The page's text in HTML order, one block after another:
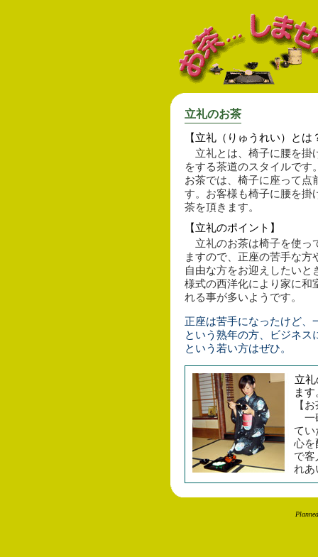
立礼のお茶
【立礼（りゅうれい）とは
立礼とは、椅子に腰を掛
をする茶道のスタイルです
お茶では、椅子に座って点
す。お客様も椅子に腰を掛
茶を頂きます。
【立礼のポイント】
立礼のお茶は椅子を使っ
ますので、正座の苦手な方
自由な方をお迎えしたいと
様式の西洋化により家に和
れる事が多いようです。
正座は苦手になったけど、
という熟年の方、ビジネ
という若い方はぜひ。
立
ま
【
一
てい
心を
で客
れあ